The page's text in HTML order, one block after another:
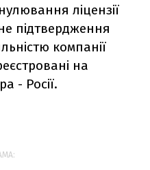
ліцензії
підтвердження
компанії
на
- Росії.